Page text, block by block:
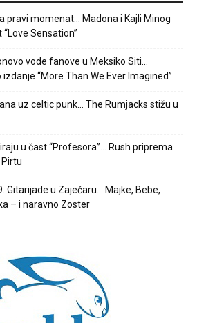
pravi momenat… Madona i Kajli Minog
Sensation”
vode fanove u Meksiko Siti…
“More Than We Ever Imagined”
uz celtic punk… The Rumjacks stižu u
u čast “Profesora”… Rush priprema
Gitarijade u Zaječaru… Majke, Bebe,
– i naravno Zoster